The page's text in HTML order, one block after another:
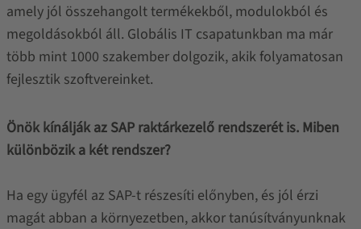
amely jól összehangolt termékekből, modulokból és
megoldásokból áll. Globális IT csapatunkban ma már
több mint 1000 szakember dolgozik, akik folyamatosan
fejlesztik szoftvereinket.
Önök kínálják az SAP raktárkezelő rendszerét is. Miben
különbözik a két rendszer?
Ha egy ügyfél az SAP-t részesíti előnyben, és jól érzi
magát abban a környezetben, akkor tanúsítványunknak